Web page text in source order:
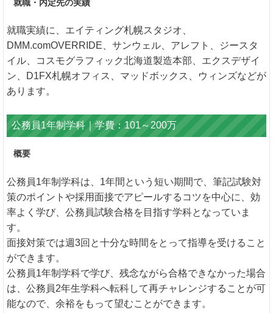
就職・内定先の実績
就職実績に、エイティング札幌スタジオ、
DMM.comOVERRIDE、サンウェル、アレフト、ジースタ
イル、コスモグラフィック北海道製造本部、エクスデザイ
ン、D1FX札幌オフィス、マッドボックス、ウィンズなどが
あります。
公務員1年制学科｜学費：101～200万
概要
公務員1年制学科は、1年間という短い期間で、筆記試験対
策のポイントや採用面接でアピールするコツを中心に、効
率よく学び、公務員試験合格を目指す学科となっていま
す。
面接対策では週3回と十分な時間をとって指導を受けること
ができます。
公務員1年制学科で学び、残念ながら合格できなかった場合
は、公務員2年生学科へ転科して再チャレンジすることが可
能なので、余裕をもって望むことができます。